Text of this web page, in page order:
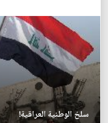
سلخ الوطنية العراقية!